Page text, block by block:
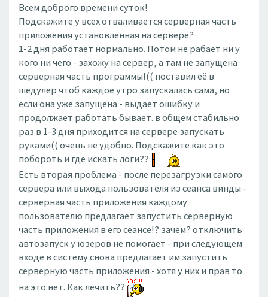
Всем доброго времени суток!
Подскажите у всех отваливается серверная часть
приложения установленная на сервере?
1-2 дня работает нормально. Потом не рабает ни у
кого ни чего - захожу на сервер, а там не запущена
серверная часть программы!(( поставил её в
шедулер чтоб каждое утро запускалась сама, но
если она уже запущена - выдаёт ошибку и
продолжает работать бывает. в общем стабильно
раз в 1-3 дня приходится на сервере запускать
руками(( очень не удобно. Подскажите как это
побороть и где искать логи??
Есть вторая проблема - после перезагрузки самого
сервера или выхода пользователя из сеанса винды -
серверная часть приложения каждому
пользователю предлагает запустить серверную
часть приложения в его сеансе!? зачем? отключить
автозапуск у юзеров не помогает - при следующем
входе в систему снова предлагает им запустить
серверную часть приложения - хотя у них и прав то
на это нет. Как лечить??